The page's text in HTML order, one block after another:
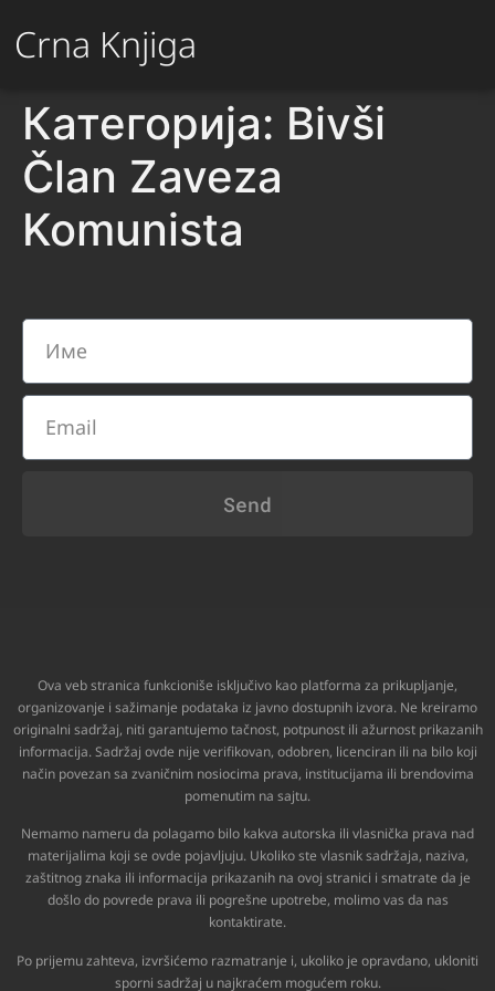
Crna Knjiga
Категорија: Bivši
Član Zaveza
Komunista
Send
Ova veb stranica funkcioniše isključivo kao platforma za prikupljanje,
organizovanje i sažimanje podataka iz javno dostupnih izvora. Ne kreiramo
originalni sadržaj, niti garantujemo tačnost, potpunost ili ažurnost prikazanih
informacija. Sadržaj ovde nije verifikovan, odobren, licenciran ili na bilo koji
način povezan sa zvaničnim nosiocima prava, institucijama ili brendovima
pomenutim na sajtu.
Nemamo nameru da polagamo bilo kakva autorska ili vlasnička prava nad
materijalima koji se ovde pojavljuju. Ukoliko ste vlasnik sadržaja, naziva,
zaštitnog znaka ili informacija prikazanih na ovoj stranici i smatrate da je
došlo do povrede prava ili pogrešne upotrebe, molimo vas da nas
kontaktirate.
Po prijemu zahteva, izvršićemo razmatranje i, ukoliko je opravdano, ukloniti
sporni sadržaj u najkraćem mogućem roku.